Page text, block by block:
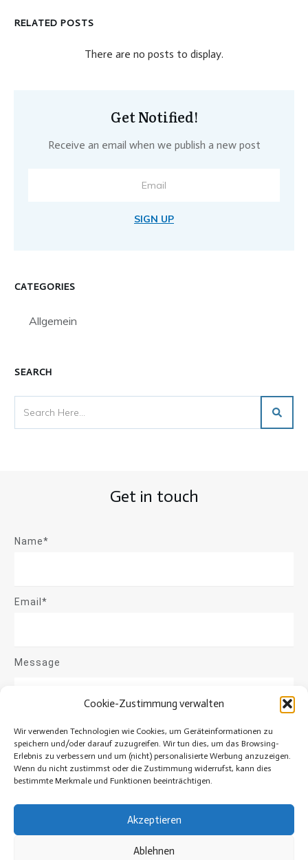
Cookie-Zustimmung verwalten
Wir verwenden Technologien wie Cookies, um Geräteinformationen zu
speichern und/oder darauf zuzugreifen. Wir tun dies, um das Browsing-
Erlebnis zu verbessern und um (nicht) personalisierte Werbung anzuzeigen.
Wenn du nicht zustimmst oder die Zustimmung widerrufst, kann dies
bestimmte Merkmale und Funktionen beeinträchtigen.
Akzeptieren
Ablehnen
RELATED POSTS
Get Notified!
Receive an email when we publish a new post
SIGN UP
CATEGORIES
Allgemein
SEARCH
Get in touch
Name*
Email*
Message
Send Message